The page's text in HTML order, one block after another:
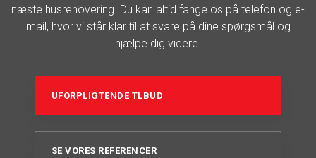
næste husrenovering. Du kan altid fange os på telefon og e-
mail, hvor vi står klar til at svare på dine spørgsmål og
hjælpe dig videre.
UFORPLIGTENDE TLBUD
SE VORES REFERENCER